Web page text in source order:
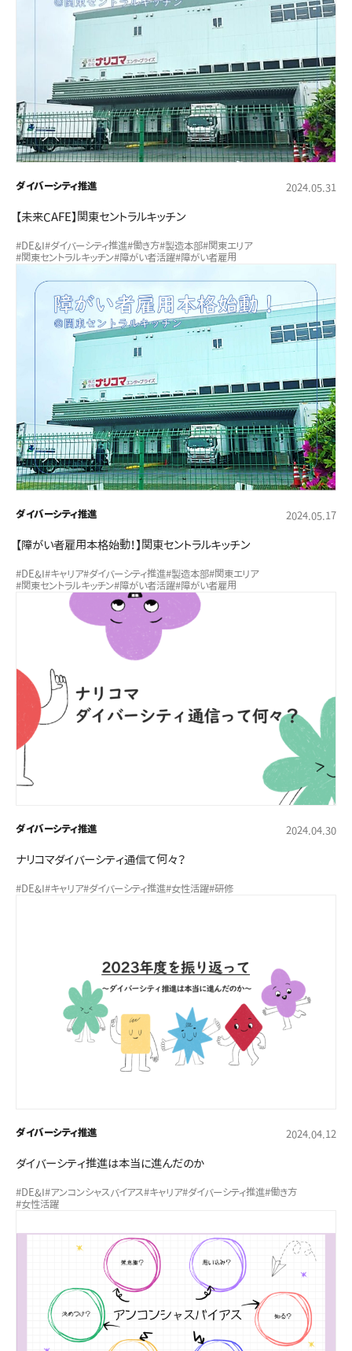
ダイバーシティ推進 2024.05.31
【未来CAFE】関東セントラルキッチン
#DE&I #ダイバーシティ推進#働き方#製造本部#関東エリア
#関東セントラルキッチン#障がい者活躍#障がい者雇用
ダイバーシティ推進 2024.05.17
【障がい者雇用本格始動！】関東セントラルキッチン
#DE&I #キャリア#ダイバーシティ推進#製造本部#関東エリア
#関東セントラルキッチン#障がい者活躍#障がい者雇用
ダイバーシティ推進 2024.04.30
ナリコマダイバーシティ通信て何々？
#DE&I #キャリア#ダイバーシティ推進#女性活躍#研修
ダイバーシティ推進 2024.04.12
ダイバーシティ推進は本当に進んだのか
#DE&I#アンコンシャスバイアス#キャリア#ダイバーシティ推進#働き方
#女性活躍